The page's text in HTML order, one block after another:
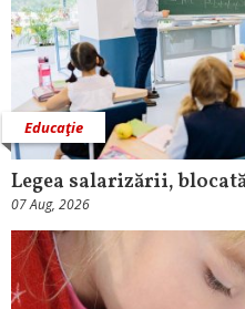
Educaţie
Legea salarizării,
07 Aug, 2026